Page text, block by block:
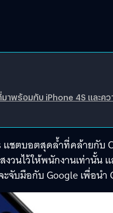
พร้อมกับ iPhone 4S และคว
ชตบอตสุดล้ำที่คล้ายกับ
วนไว้ให้พนักงานเท่านั้น
ะจับมือกับ Google เพื่อน